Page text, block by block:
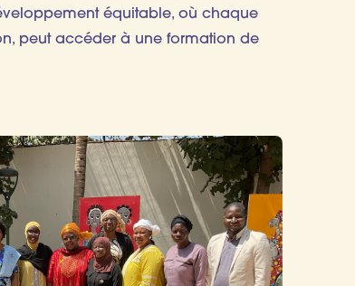
équitable, où chaque
peut accéder à une formation de